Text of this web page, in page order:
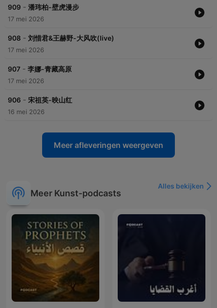
909 - 潘玮柏-壁虎漫步
17 mei 2026
908 - 刘惜君&王赫野-大风吹(live)
17 mei 2026
907 - 李娜-青藏高原
17 mei 2026
906 - 宋祖英-映山红
16 mei 2026
Meer afleveringen weergeven
Meer Kunst-podcasts
Alles bekijken